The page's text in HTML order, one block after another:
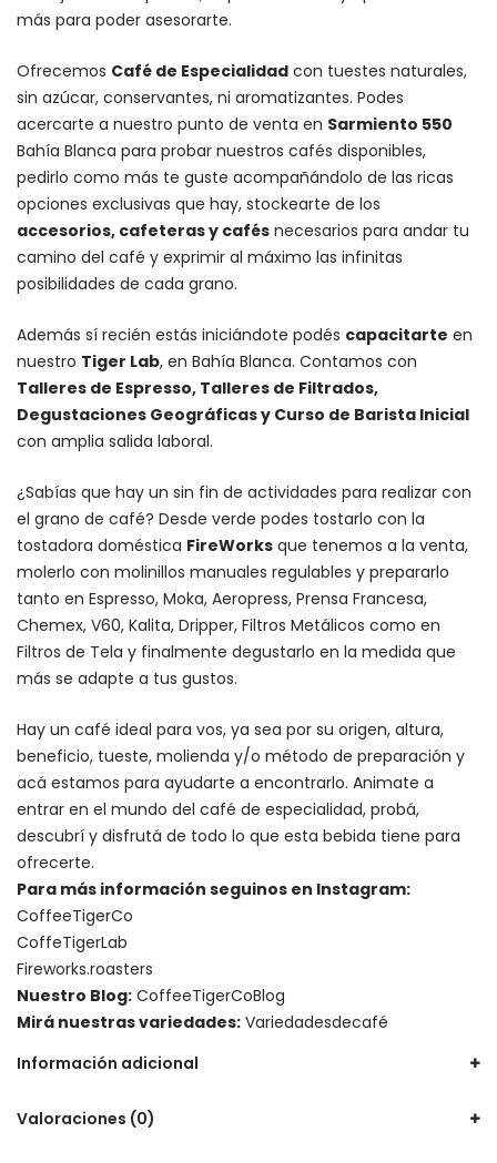
más para poder asesorarte.
Ofrecemos Café de Especialidad con tuestes naturales,
sin azúcar, conservantes, ni aromatizantes. Podes
acercarte a nuestro punto de venta en Sarmiento 550
Bahía Blanca para probar nuestros cafés disponibles,
pedirlo como más te guste acompañándolo de las ricas
opciones exclusivas que hay, stockearte de los
accesorios, cafeteras y cafés necesarios para andar tu
camino del café y exprimir al máximo las infinitas
posibilidades de cada grano.
Además sí recién estás iniciándote podés capacitarte en
nuestro Tiger Lab, en Bahía Blanca. Contamos con
Talleres de Espresso, Talleres de Filtrados,
Degustaciones Geográficas y Curso de Barista Inicial
con amplia salida laboral.
¿Sabías que hay un sin fin de actividades para realizar con
el grano de café? Desde verde podes tostarlo con la
tostadora doméstica FireWorks que tenemos a la venta,
molerlo con molinillos manuales regulables y prepararlo
tanto en Espresso, Moka, Aeropress, Prensa Francesa,
Chemex, V60, Kalita, Dripper, Filtros Metálicos como en
Filtros de Tela y finalmente degustarlo en la medida que
más se adapte a tus gustos.
Hay un café ideal para vos, ya sea por su origen, altura,
beneficio, tueste, molienda y/o método de preparación y
acá estamos para ayudarte a encontrarlo. Animate a
entrar en el mundo del café de especialidad, probá,
descubrí y disfrutá de todo lo que esta bebida tiene para
ofrecerte.
Para más información seguinos en Instagram:
CoffeeTigerCo
CoffeTigerLab
Fireworks.roasters
Nuestro Blog: CoffeeTigerCoBlog
Mirá nuestras variedades: Variedadesdecafé
Información adicional
Valoraciones (0)